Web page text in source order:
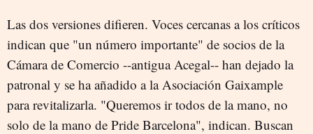
Las dos versiones difieren. Voces cercanas a los críticos
indican que "un número importante" de socios de la
Cámara de Comercio --antigua Acegal-- han dejado la
patronal y se ha añadido a la Asociación Gaixample
para revitalizarla. "Queremos ir todos de la mano, no
solo de la mano de Pride Barcelona", indican. Buscan